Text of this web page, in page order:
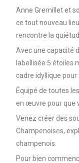
Anne Gremillet et
ce tout nouveau
rencontre la
Avec une capacité
labellisée 5 étoiles
cadre idyllique
Équipé de toutes
en œuvre pour que
Venez créer des
Champenoises,
champenois.
Pour bien